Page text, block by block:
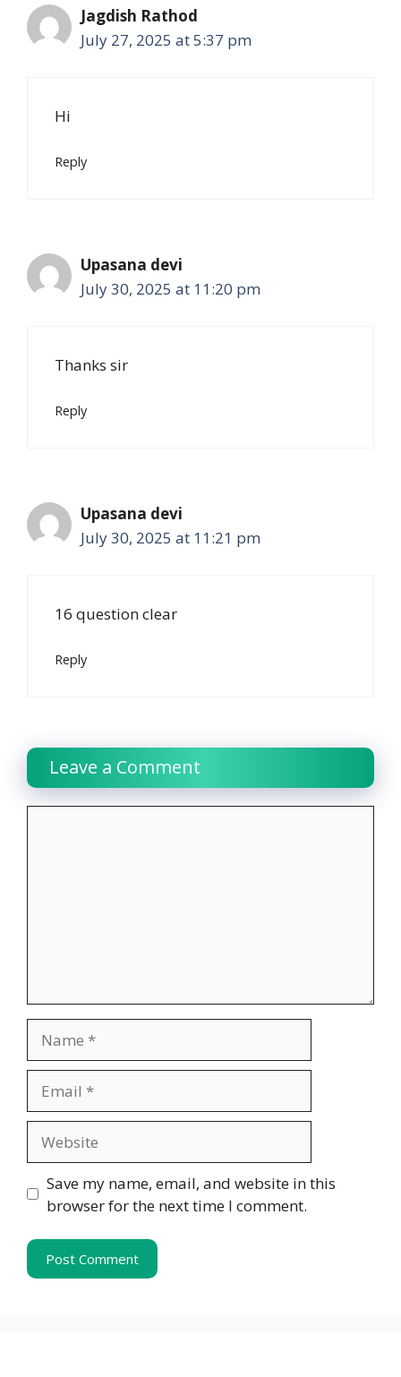
Jagdish Rathod
July 27, 2025 at 5:37 pm
Hi
Reply
Upasana devi
July 30, 2025 at 11:20 pm
Thanks sir
Reply
Upasana devi
July 30, 2025 at 11:21 pm
16 question clear
Reply
Leave a Comment
Save my name, email, and website in this
browser for the next time I comment.